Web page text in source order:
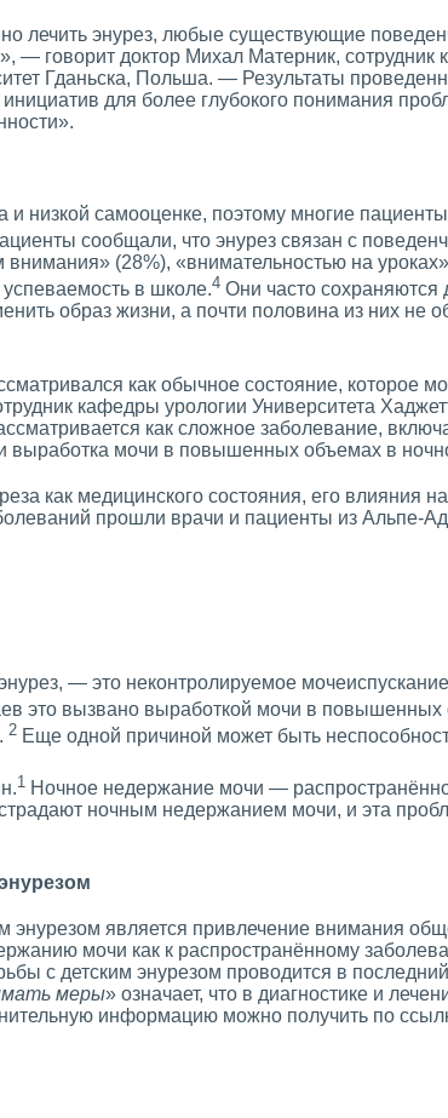
лечить энурез, любые существующие
— говорит доктор Михал Матерник,
Гданьска, Польша. — Результаты
для более глубокого понимания
и низкой самооценке, поэтому многие
сообщали, что энурез связан с
(28%), «внимательностью на
в школе.4 Они часто сохраняются
образ жизни, а почти половина из них
как обычное состояние, которое
кафедры урологии Университета
как сложное заболевание,
выработка мочи в повышенных объемах в
как медицинского состояния, его влияния
прошли врачи и пациенты из Альпе-
— это неконтролируемое
это вызвано выработкой мочи в
2 Еще одной причиной может быть
1 Ночное недержание мочи —
ночным недержанием мочи, и эта
энурезом является привлечение внимания
мочи как к распространённому
с детским энурезом проводится в
меры» означает, что в диагностике и
информацию можно получить по